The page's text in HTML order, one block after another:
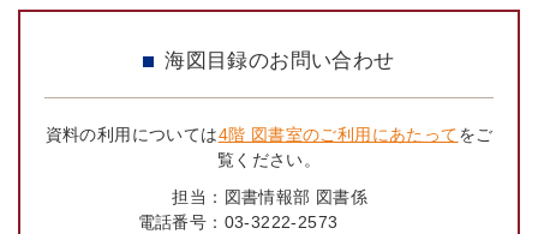
海図目録のお問い合わせ
資料の利用については4階 図書室のご利用にあたってをご
覧ください。
担当： 図書情報部 図書係
電話番号： 03-3222-2573